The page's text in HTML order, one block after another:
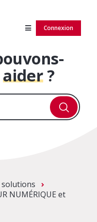
Connexion
aider?
solutions
NUMÉRIQUE et